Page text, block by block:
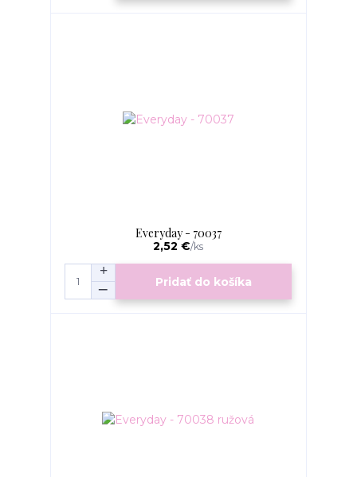
Everyday - 70037
2,52 €/ks
Pridať do košíka